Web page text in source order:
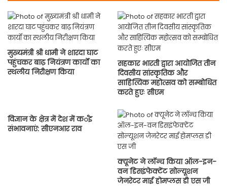
मुख्यमंत्री श्री धामी ने शारदा घाट
पहुंचकर बाढ़ नियंत्रण कार्यों का
स्थलीय निरीक्षण किया
सहकार भारती द्वारा आयोजित तीन
दिवसीय सांस्कृतिक और
साहित्यिक महोत्सव को सम्बोधित
करते हुएः सीएम
विज्ञान के क्षेत्र में देश में कर्इ
संभावनाएं: सीएनआर राव
क्यूनेट ने लॉन्च किया ऑल-इन-
वन डिसइंफेक्टेंट सोल्यूशन
जेनरेटर माई होमप्लस डी एस जी